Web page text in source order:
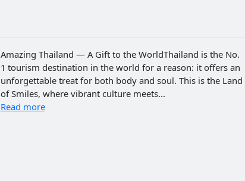
Amazing Thailand — A Gift to the WorldThailand is the No.
1 tourism destination in the world for a reason: it offers an
unforgettable treat for both body and soul. This is the Land
of Smiles, where vibrant culture meets...
Read more